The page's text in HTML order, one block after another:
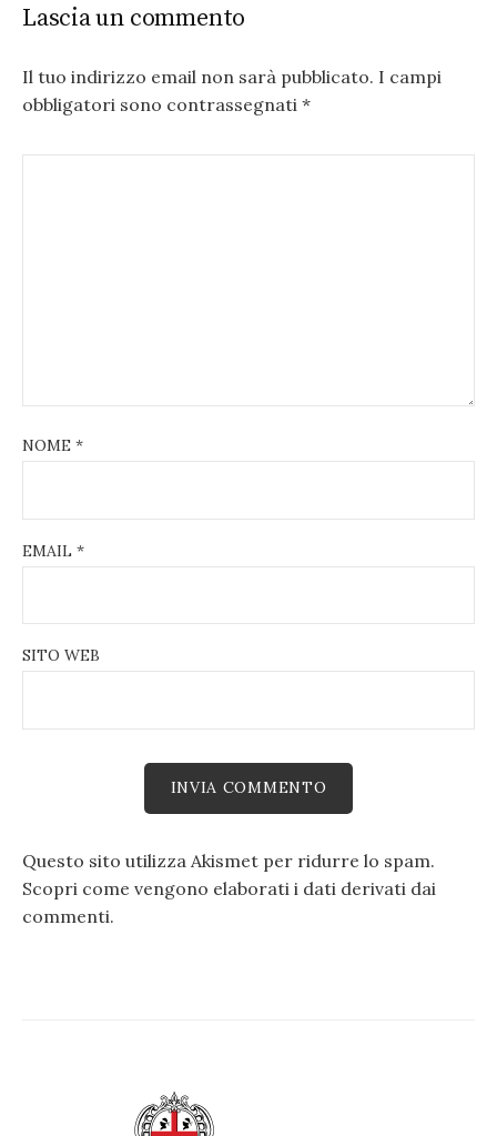
Lascia un commento
Il tuo indirizzo email non sarà pubblicato. I campi
obbligatori sono contrassegnati *
NOME *
EMAIL *
SITO WEB
Questo sito utilizza Akismet per ridurre lo spam.
Scopri come vengono elaborati i dati derivati dai
commenti.